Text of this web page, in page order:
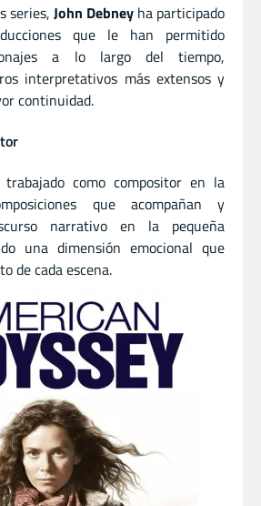
series, John Debney ha participado
que le han permitido
a lo largo del tiempo,
interpretativos más extensos y
continuidad.
trabajado como compositor en la
que acompañan y
narrativo en la pequeña
una dimensión emocional que
de cada escena.